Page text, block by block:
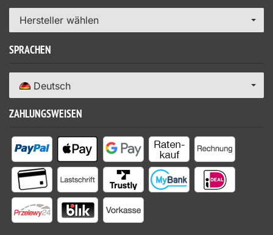
Hersteller wählen
SPRACHEN
Deutsch
ZAHLUNGSWEISEN